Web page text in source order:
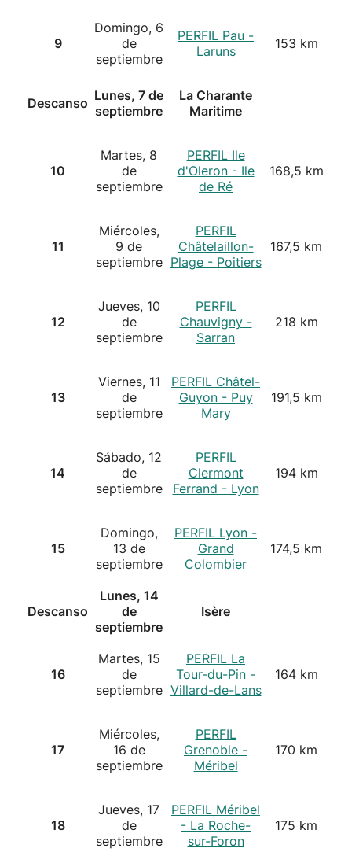
9
Domingo, 6
de
septiembre
PERFIL Pau -
Laruns
153 km
Descanso Lunes, 7 de
septiembre
La Charante
Maritime
10
Martes, 8
de
septiembre
PERFIL Ile
d'Oleron - Ile
de Ré
168,5 km
11
Miércoles,
9 de
septiembre
PERFIL
Châtelaillon-
Plage - Poitiers
167,5 km
12
Jueves, 10
de
septiembre
PERFIL
Chauvigny -
Sarran
218 km
13
Viernes, 11
de
septiembre
PERFIL Châtel-
Guyon - Puy
Mary
191,5 km
14
Sábado, 12
de
septiembre
PERFIL
Clermont
Ferrand - Lyon
194 km
15
Domingo,
13 de
septiembre
PERFIL Lyon -
Grand
Colombier
174,5 km
Descanso
Lunes, 14
de
septiembre
Isère
16
Martes, 15
de
septiembre
PERFIL La
Tour-du-Pin -
Villard-de-Lans
164 km
17
Miércoles,
16 de
septiembre
PERFIL
Grenoble -
Méribel
170 km
18
Jueves, 17
de
septiembre
PERFIL Méribel
- La Roche-
sur-Foron
175 km